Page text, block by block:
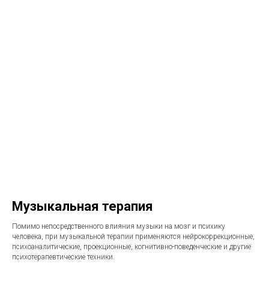
Музыкальная терапия
Помимо непосредственного влияния музыки на мозг и психику
человека, при музыкальной терапии применяются нейрокоррекционные,
психоаналитические, проекционные, когнитивно-поведенческие и другие
психотерапевтические техники.